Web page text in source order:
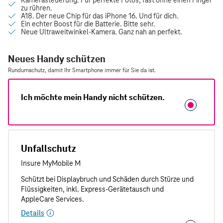
Neues Handy schützen
Rundumschutz, damit Ihr Smartphone immer für Sie da ist.
Ich möchte mein Handy nicht schützen.
Unfallschutz
Details